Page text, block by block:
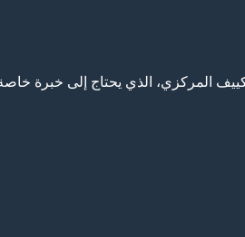
المركزي، الذي يحتاج إلى خبرة